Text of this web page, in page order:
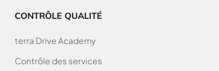
CONTRÔLE QUALITÉ
terra Drive Academy
Contrôle des services